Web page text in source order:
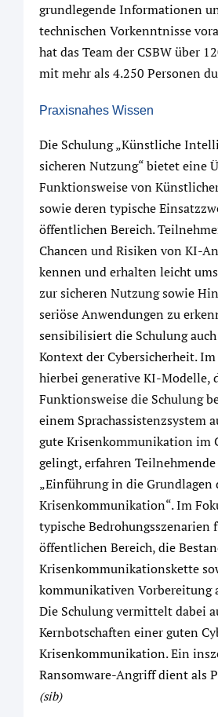
grundlegende Informationen
technischen Vorkenntnisse
hat das Team der CSBW über
mit mehr als 4.250 Personen
Praxisnahes Wissen
Die Schulung „Künstliche
sicheren Nutzung“ bietet eine
Funktionsweise von
sowie deren typische
öffentlichen Bereich.
Chancen und Risiken von KI-
kennen und erhalten leicht
zur sicheren Nutzung sowie
seriöse Anwendungen zu
sensibilisiert die Schulung
Kontext der Cybersicherheit.
hierbei generative KI-Modelle,
Funktionsweise die Schulung
einem Sprachassistenzsystem
gute Krisenkommunikation im
gelingt, erfahren
„Einführung in die Grundlagen
Krisenkommunikation“. Im
typische Bedrohungsszenarien
öffentlichen Bereich, die
Krisenkommunikationskette
kommunikativen Vorbereitung
Die Schulung vermittelt dabei
Kernbotschaften einer guten
Krisenkommunikation. Ein
Ransomware-Angriff dient als
(sib)